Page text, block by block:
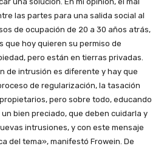
las partes para una salida social al
de ocupación de 20 a 30 años atrás,
que hoy quieren su permiso de
pero están en tierras privadas.
de intrusión es diferente y hay que
de regularización, la tasación
pero sobre todo, educando
bien preciado, que deben cuidarla y
intrusiones, y con este mensaje
del tema», manifestó Frowein. De